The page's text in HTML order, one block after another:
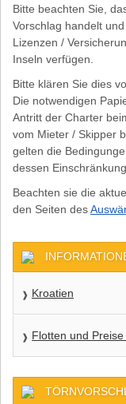
Bitte beachten Sie,
Vorschlag handelt
Lizenzen /
Inseln verfügen.
Bitte klären Sie dies
Die notwendigen
Antritt der Charter
vom Mieter / Skipper
gelten die
dessen
Beachten sie die
den Seiten des
Kroatien
Flotten und Preise